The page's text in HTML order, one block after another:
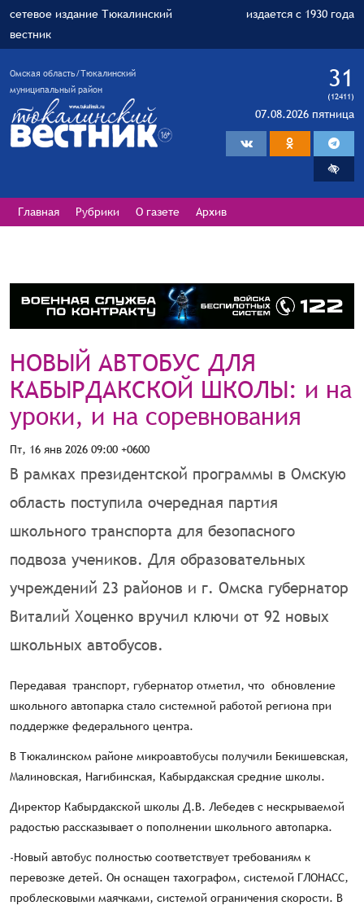
сетевое издание Тюкалинский
вестник
издается с 1930 года
Омская область/Тюкалинский
муниципальный район
31
(12411)
07.08.2026 пятница
Главная Рубрики О газете Архив
НОВЫЙ АВТОБУС ДЛЯ
КАБЫРДАКСКОЙ ШКОЛЫ: и на
уроки, и на соревнования
Пт, 16 янв 2026 09:00 +0600
В рамках президентской программы в Омскую
область поступила очередная партия
школьного транспорта для безопасного
подвоза учеников. Для образовательных
учреждений 23 районов и г. Омска губернатор
Виталий Хоценко вручил ключи от 92 новых
школьных автобусов.
Передавая транспорт, губернатор отметил, что обновление
школьного автопарка стало системной работой региона при
поддержке федерального центра.
В Тюкалинском районе микроавтобусы получили Бекишевская,
Малиновская, Нагибинская, Кабырдакская средние школы.
Директор Кабырдакской школы Д.В. Лебедев с нескрываемой
радостью рассказывает о пополнении школьного автопарка.
-Новый автобус полностью соответствует требованиям к
перевозке детей. Он оснащен тахографом, системой ГЛОНАСС,
проблесковыми маячками, системой ограничения скорости. В